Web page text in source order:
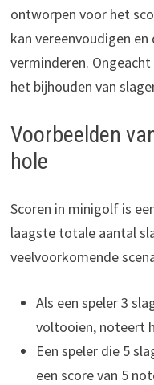
ontworpen voor het
kan vereenvoudigen
verminderen.
het bijhouden van
Voorbeelden
hole
Scoren in minigolf is
laagste totale aantal
veelvoorkomende
Als een speler 3
voltooien, noteert
Een speler die 5
een score van 5